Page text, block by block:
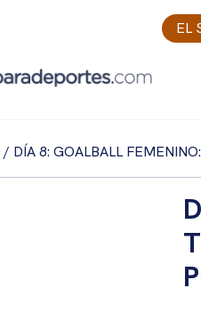
EL
/ DÍA 8: GOALBALL